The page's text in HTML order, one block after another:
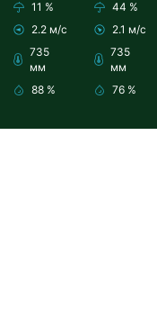
11 %
2.2 м/с
735
мм
88 %
44 %
2.1 м/с
735
мм
76 %